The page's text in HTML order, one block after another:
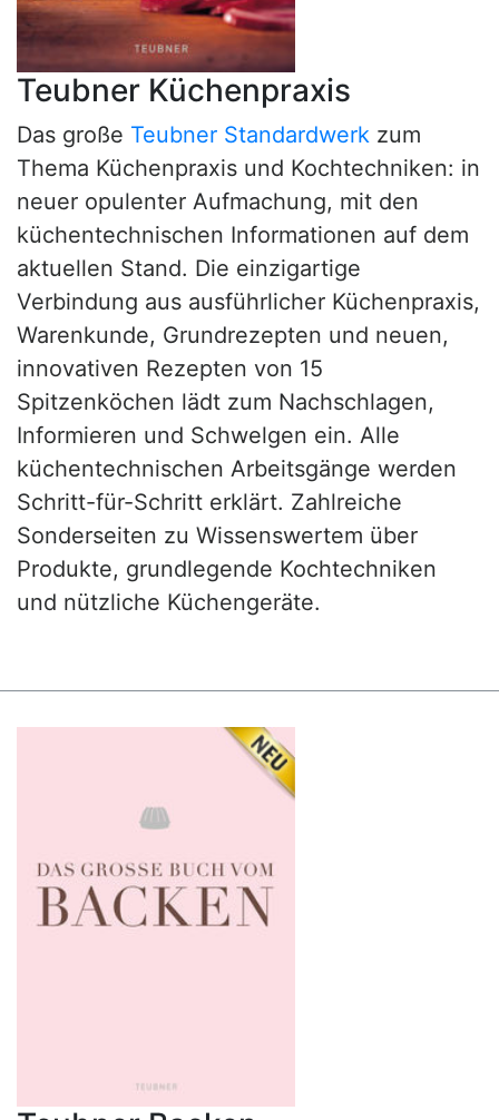
Teubner Küchenpraxis
Das große Teubner Standardwerk zum
Thema Küchenpraxis und Kochtechniken: in
neuer opulenter Aufmachung, mit den
küchentechnischen Informationen auf dem
aktuellen Stand. Die einzigartige
Verbindung aus ausführlicher Küchenpraxis,
Warenkunde, Grundrezepten und neuen,
innovativen Rezepten von 15
Spitzenköchen lädt zum Nachschlagen,
Informieren und Schwelgen ein. Alle
küchentechnischen Arbeitsgänge werden
Schritt-für-Schritt erklärt. Zahlreiche
Sonderseiten zu Wissenswertem über
Produkte, grundlegende Kochtechniken
und nützliche Küchengeräte.